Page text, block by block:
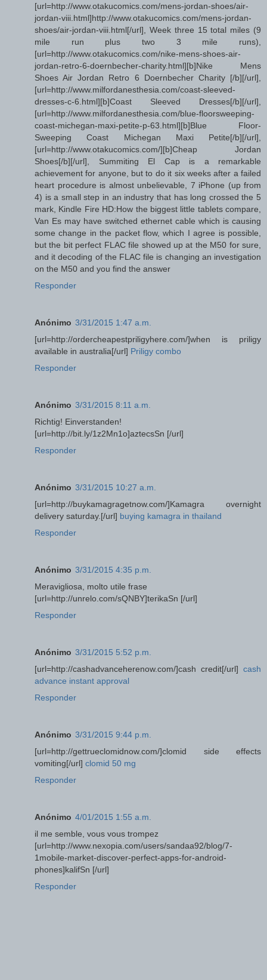
[url=http://www.otakucomics.com/mens-jordan-shoes/air-
jordan-viii.html]http://www.otakucomics.com/mens-jordan-
shoes/air-jordan-viii.html[/url], Week three 15 total miles (9
mile run plus two 3 mile runs),
[url=http://www.otakucomics.com/nike-mens-shoes-air-
jordan-retro-6-doernbecher-charity.html][b]Nike Mens
Shoes Air Jordan Retro 6 Doernbecher Charity [/b][/url],
[url=http://www.milfordanesthesia.com/coast-sleeved-
dresses-c-6.html][b]Coast Sleeved Dresses[/b][/url],
[url=http://www.milfordanesthesia.com/blue-floorsweeping-
coast-michegan-maxi-petite-p-63.html][b]Blue Floor-
Sweeping Coast Michegan Maxi Petite[/b][/url],
[url=http://www.otakucomics.com/][b]Cheap Jordan
Shoes[/b][/url], Summiting El Cap is a remarkable
achievement for anyone, but to do it six weeks after a failed
heart procedure is almost unbelievable, 7 iPhone (up from
4) is a small step in an industry that has long crossed the 5
mark, Kindle Fire HD:How the biggest little tablets compare,
Van Es may have switched ethernet cable which is causing
some change in the packet flow, which I agree is possible,
but the bit perfect FLAC file showed up at the M50 for sure,
and it decoding of the FLAC file is changing an investigation
on the M50 and you find the answer
Responder
Anónimo 3/31/2015 1:47 a.m.
[url=http://ordercheapestpriligyhere.com/]when is priligy
available in australia[/url] Priligy combo
Responder
Anónimo 3/31/2015 8:11 a.m.
Richtig! Einverstanden!
[url=http://bit.ly/1z2Mn1o]aztecsSn [/url]
Responder
Anónimo 3/31/2015 10:27 a.m.
[url=http://buykamagragetnow.com/]Kamagra overnight
delivery saturday.[/url] buying kamagra in thailand
Responder
Anónimo 3/31/2015 4:35 p.m.
Meravigliosa, molto utile frase
[url=http://unrelo.com/sQNBY]terikaSn [/url]
Responder
Anónimo 3/31/2015 5:52 p.m.
[url=http://cashadvanceherenow.com/]cash credit[/url] cash
advance instant approval
Responder
Anónimo 3/31/2015 9:44 p.m.
[url=http://gettrueclomidnow.com/]clomid side effects
vomiting[/url] clomid 50 mg
Responder
Anónimo 4/01/2015 1:55 a.m.
il me semble, vous vous trompez
[url=http://www.nexopia.com/users/sandaa92/blog/7-
1mobile-market-discover-perfect-apps-for-android-
phones]kalifSn [/url]
Responder